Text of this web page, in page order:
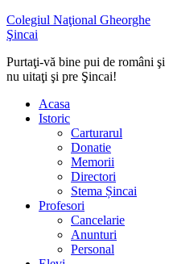
Colegiul Naţional Gheorghe
Şincai
Purtaţi-vă bine pui de români şi
nu uitaţi şi pre Şincai!
Acasa
Istoric
Carturarul
Donatie
Memorii
Directori
Stema Șincai
Profesori
Cancelarie
Anunturi
Personal